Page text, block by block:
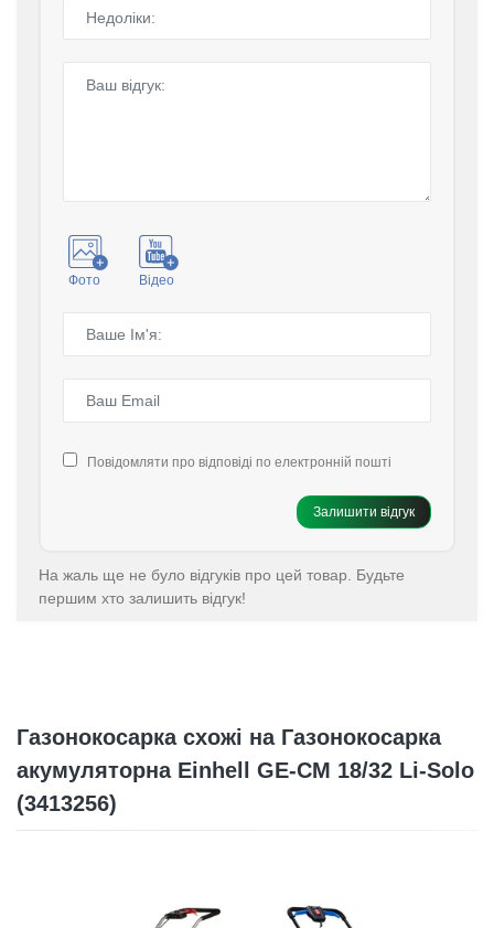
Фото Відео
Повідомляти про відповіді по електронній пошті
Залишити відгук
На жаль ще не було відгуків про цей товар. Будьте
першим хто залишить відгук!
Газонокосарка схожі на Газонокосарка
акумуляторна Einhell GE-CM 18/32 Li-Solo
(3413256)